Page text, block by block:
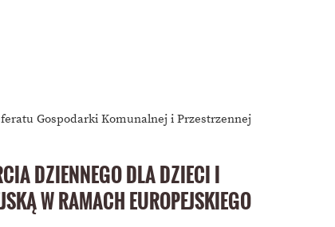
Gospodarki Komunalnej i Przestrzennej
DZIENNEGO DLA DZIECI I
W RAMACH EUROPEJSKIEGO